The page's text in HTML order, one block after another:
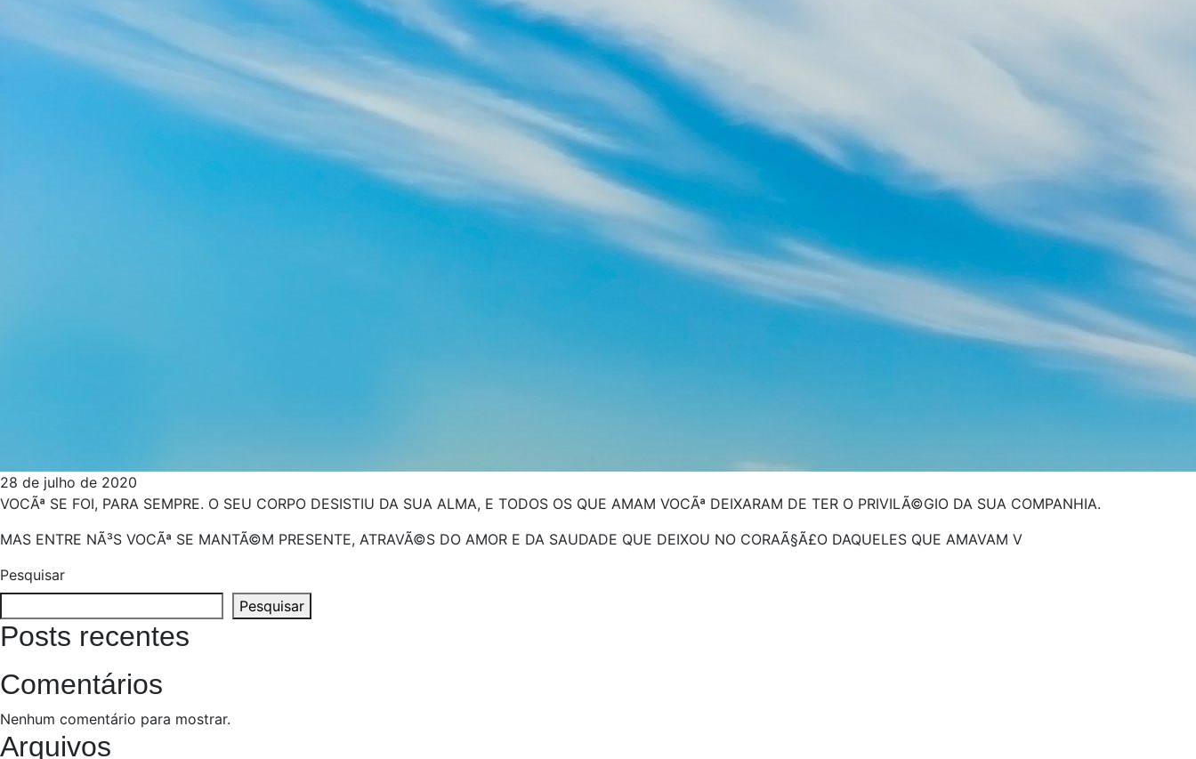
28 de julho de 2020
VOCÃª SE FOI, PARA SEMPRE. O SEU CORPO DESISTIU DA SUA ALMA, E TODOS OS QUE AMAM VOCÃª DEIXARAM DE TER O PRIVILÃ©GIO DA SUA COMPANHIA.
MAS ENTRE NÃ³S VOCÃª SE MANTÃ©M PRESENTE, ATRAVÃ©S DO AMOR E DA SAUDADE QUE DEIXOU NO CORAÃ§Ã£O DAQUELES QUE AMAVAM V
Pesquisar
Pesquisar
Posts recentes
Comentários
Nenhum comentário para mostrar.
Arquivos